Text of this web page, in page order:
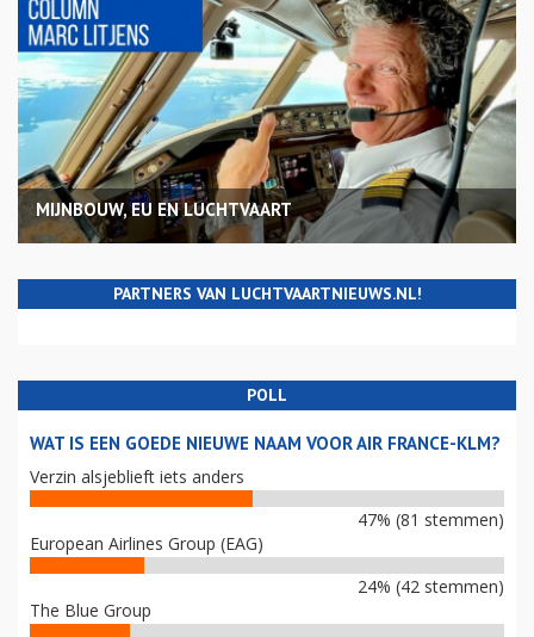
MIJNBOUW, EU EN LUCHTVAART
PARTNERS VAN LUCHTVAARTNIEUWS.NL!
POLL
WAT IS EEN GOEDE NIEUWE NAAM VOOR AIR FRANCE-KLM?
Verzin alsjeblieft iets anders
47% (81 stemmen)
European Airlines Group (EAG)
24% (42 stemmen)
The Blue Group